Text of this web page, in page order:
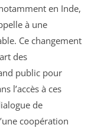
en Inde,
à une
Ce changement
des
public pour
l’accès à ces
de
coopération